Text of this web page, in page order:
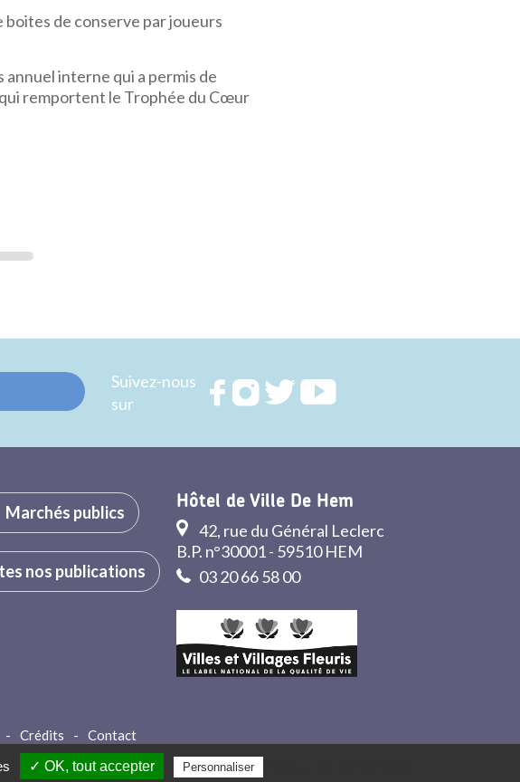
de conserve par joueurs
annuel interne qui a permis de
remportent le Trophée du Cœur
Suivez-nous
sur
RejoignezRejoignezRejoignez
Marchés publics
nos publications
Hôtel de Ville De Hem
42, rue du Général Leclerc
B.P. n°30001 - 59510 HEM
03 20 66 58 00
- Crédits - Contact
✓ OK, tout accepter Personnaliser